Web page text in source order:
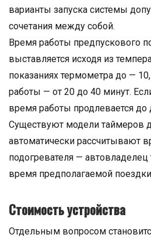
варианты запуска системы
сочетания между собой.
Время работы предпускового
выставляется исходя из
показаниях термометра до —
работы — от 20 до 40 минут.
время работы продлевается до
Существуют модели таймеров
автоматически рассчитывают
подогревателя —
время предполагаемой
Стоимость устройства
Отдельным вопросом